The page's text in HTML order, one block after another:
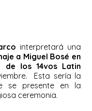
interpretará una
a Miguel Bosé en
de los 14vos Latin
Esta sería la
se presente en la
ceremonia.